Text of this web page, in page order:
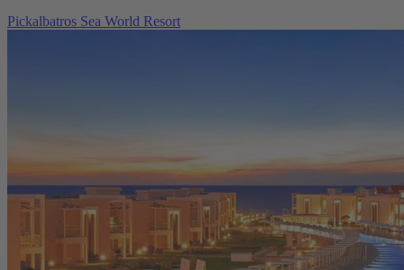
Pickalbatros Sea World Resort